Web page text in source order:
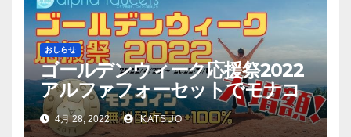
おしらせ
ゴールデンウィーク応援祭2022
アルファフォーセットでモナコ
イン配布量+100%！
4月 28, 2022 KATSUO